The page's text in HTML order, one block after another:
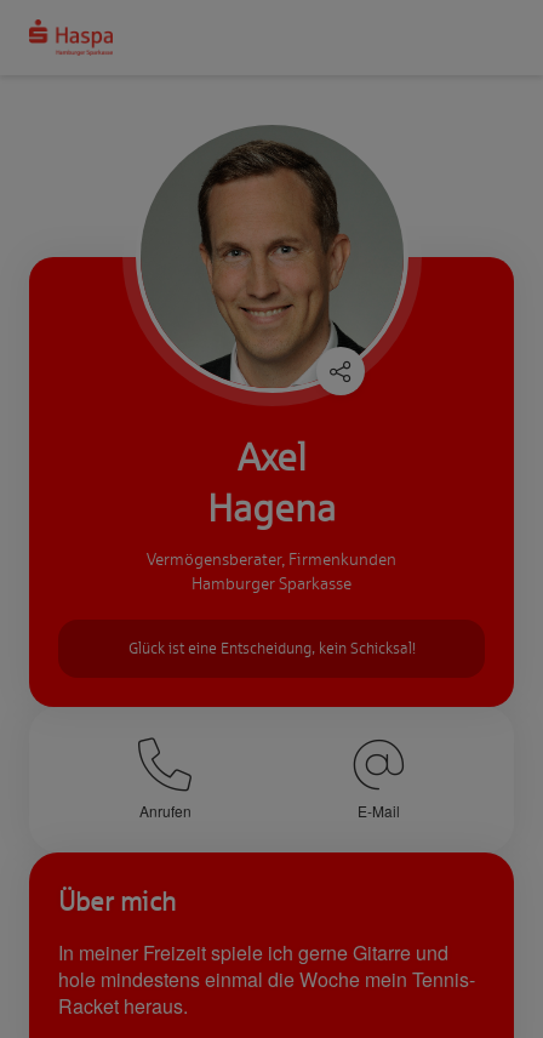
Axel
Hagena
Vermögensberater, Firmenkunden
Hamburger Sparkasse
Glück ist eine Entscheidung, kein Schicksal!
Anrufen E-Mail
Über mich
In meiner Freizeit spiele ich gerne Gitarre und
hole mindestens einmal die Woche mein Tennis-
Racket heraus.